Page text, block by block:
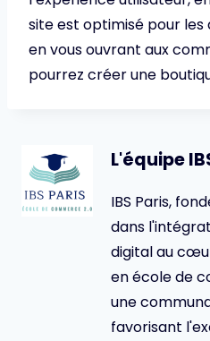
site est optimisé pour
en vous ouvrant aux
pourrez créer une
L'équipe
IBS Paris,
dans
digital au
en école de
une
favorisant